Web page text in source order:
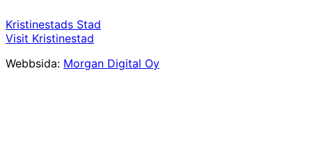
Kristinestads Stad
Visit Kristinestad
Webbsida: Morgan Digital Oy